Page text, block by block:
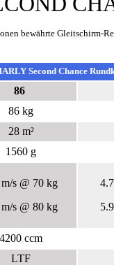
bewährte Gleitschirm-
Second Chance
86
86 kg
28 m²
1560 g
s @ 70 kg
s @ 80 kg
4200 ccm
LTF